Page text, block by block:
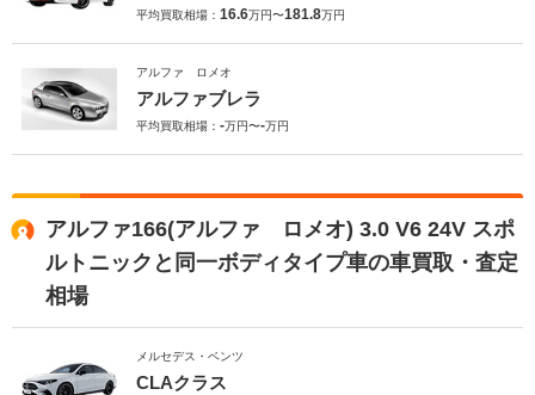
平均買取相場： 16.6万円〜181.8万円
アルファ ロメオ
アルファブレラ
平均買取相場： -万円〜-万円
アルファ166(アルファ ロメオ) 3.0 V6 24V スポ
ルトニックと同一ボディタイプ車の車買取・査定
相場
メルセデス・ベンツ
CLAクラス